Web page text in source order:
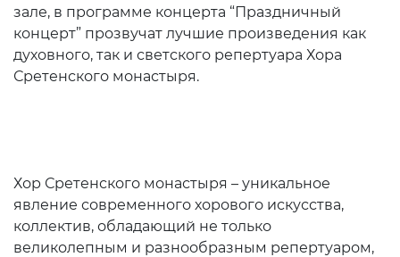
зале, в программе концерта “Праздничный
концерт” прозвучат лучшие произведения как
духовного, так и светского репертуара Хора
Сретенского монастыря.
Хор Сретенского монастыря – уникальное
явление современного хорового искусства,
коллектив, обладающий не только
великолепным и разнообразным репертуаром,